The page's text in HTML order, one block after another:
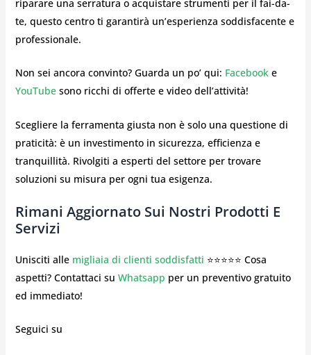
riparare una serratura o acquistare strumenti per il fai-da-
te, questo centro ti garantirà un’esperienza soddisfacente e
professionale.
Non sei ancora convinto? Guarda un po’ qui: Facebooke
YouTubesono ricchi di offerte e video dell’attività!
Scegliere la ferramenta giusta non è solo una questione di
praticità: è un investimento in sicurezza, efficienza e
tranquillità. Rivolgiti a esperti del settore per trovare
soluzioni su misura per ogni tua esigenza.
Rimani Aggiornato Sui Nostri Prodotti E
Servizi
Unisciti alle migliaia di clienti soddisfatti ⭐⭐⭐⭐⭐ Cosa
aspetti? Contattaci su Whatsapp per un preventivo gratuito
ed immediato!
Seguici su